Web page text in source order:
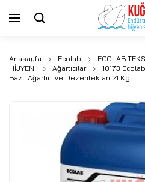
Anasayfa Ecolab
ECOLAB
HİJYENİ
Ağartıcılar
10173
Bazlı Ağartıcı ve Dezenfektan 21 Kg